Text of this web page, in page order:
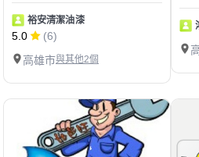
裕安清潔油漆
5.0
(6)
高雄市與其他2個